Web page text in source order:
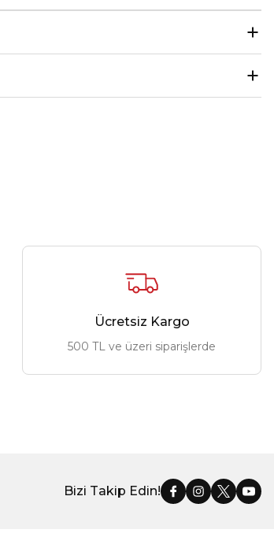
Ücretsiz Kargo
500 TL ve üzeri siparişlerde
Bizi Takip Edin!